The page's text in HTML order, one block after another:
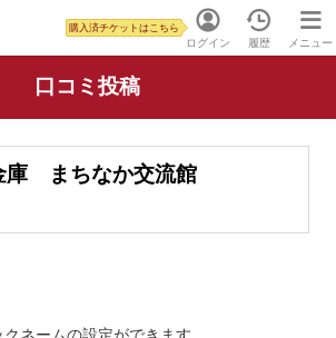
ログイン
購入済チケットはこちら
履歴 メニュー
口コミ投稿
庫 まちなか交流館